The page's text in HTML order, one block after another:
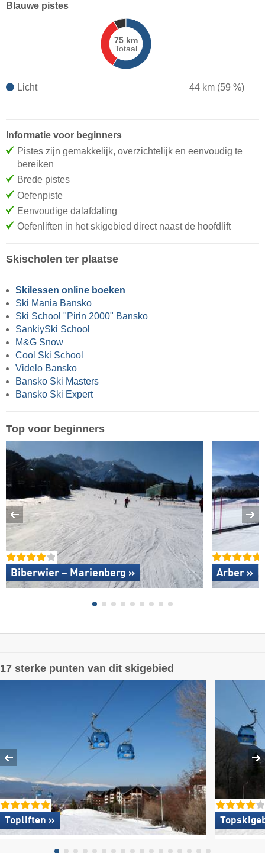
Blauwe pistes
75 km
Totaal
Licht 44 km (59 %)
Informatie voor beginners
Pistes zijn gemakkelijk, overzichtelijk en eenvoudig te
bereiken
Brede pistes
Oefenpiste
Eenvoudige dalafdaling
Oefenliften in het skigebied direct naast de hoofdlift
Skischolen ter plaatse
Skilessen online boeken
Ski Mania Bansko
Ski School "Pirin 2000" Bansko
SankiySki School
M&G Snow
Cool Ski School
Videlo Bansko
Bansko Ski Masters
Bansko Ski Expert
Top voor beginners
Biberwier – Marienberg » Arber »
17 sterke punten van dit skigebied
Topliften »